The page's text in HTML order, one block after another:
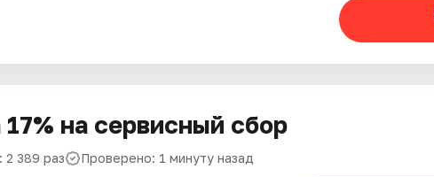
на сервисный сбор
2 389 раз Проверено: 1 минуту назад